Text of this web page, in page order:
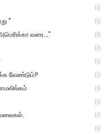
(1)
" (1)
வரை..." (1)
(1)
(1)
வேண்டும்? (1)
(1)
(1)
(1)
(1)